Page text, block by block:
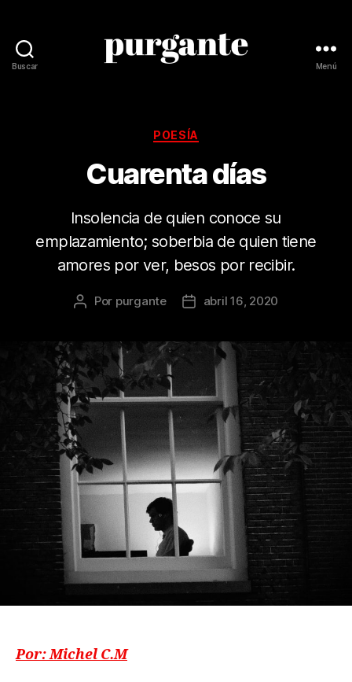
Buscar Menú
Categorías
POESÍA
Cuarenta días
Insolencia de quien conoce su
emplazamiento; soberbia de quien tiene
amores por ver, besos por recibir.
Autor
publicación
Por purgante
Fecha
publicación
abril 16, 2020
Por: Michel C.M